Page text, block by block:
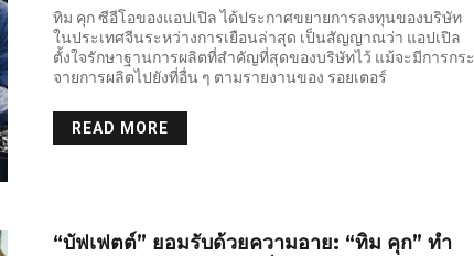
ทิม คุก ซีอีโอของแอปเปิล ได้ประกาศขยายการลงทุนของบริษัท
ในประเทศจีนระหว่างการเยือนล่าสุด เป็นสัญญาณว่า แอปเปิล
ตั้งใจรักษาฐานการผลิตที่สำคัญที่สุดของบริษัทไว้ แม้จะมีการกระ
จายการผลิตไปยังที่อื่น ๆ ตามรายงานของ รอยเตอร์
READ MORE
“บัฟเฟตต์” ยอมรับด้วยความอาย: “ทิม คุก” ทำ